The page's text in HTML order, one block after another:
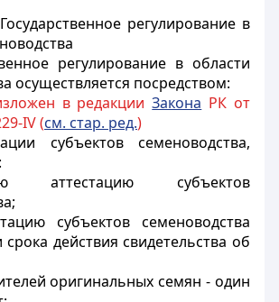
Государственное регулирование в
регулирование в области
осуществляется посредством:
в редакцииЗакона РК от
IV (см. стар. ред.)
субъектов семеноводства,
аттестацию субъектов
субъектов семеноводства
действия свидетельства об
оригинальных семян - один